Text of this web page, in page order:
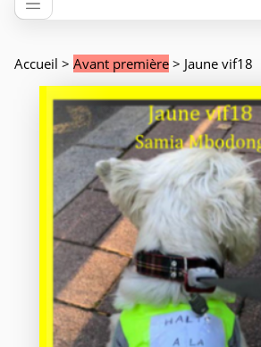
Accueil > Avant première > Jaune vif18